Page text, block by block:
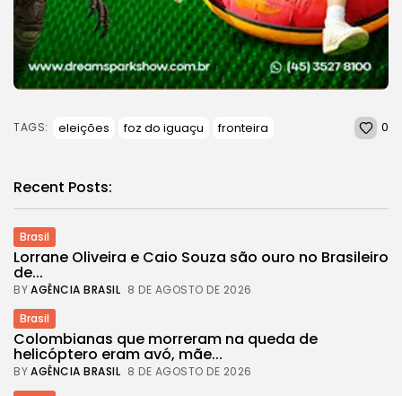
TAGS: eleições foz do iguaçu fronteira 0
Recent Posts:
Brasil
Lorrane Oliveira e Caio Souza são ouro no Brasileiro
de...
BYAGÊNCIA BRASIL 8 DE AGOSTO DE 2026
Brasil
Colombianas que morreram na queda de
helicóptero eram avó, mãe...
BYAGÊNCIA BRASIL 8 DE AGOSTO DE 2026